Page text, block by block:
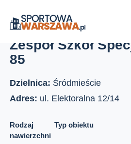
Strona główna
Boiska szkolne
Zespół Szkół Specjalnych nr 85
Zespół Szkół
85
Dzielnica: Śródmieście
Adres: ul. Elektoralna 12/14
Rodzaj
nawierzchni
Typ obiektu